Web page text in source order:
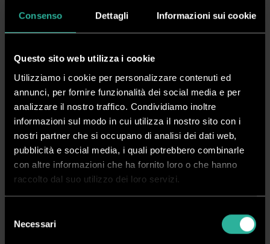
Consenso Dettagli Informazioni sui cookie
Questo sito web utilizza i cookie
Utilizziamo i cookie per personalizzare contenuti ed
annunci, per fornire funzionalità dei social media e per
analizzare il nostro traffico. Condividiamo inoltre
informazioni sul modo in cui utilizza il nostro sito con i
nostri partner che si occupano di analisi dei dati web,
pubblicità e social media, i quali potrebbero combinarle
con altre informazioni che ha fornito loro o che hanno
raccolto dal suo utilizzo dei loro servizi.
delNecessari
di consumo, fino all’abbigliamento: l’eccellenza della filiera
del Sud Italiasi presenta in un unico spazio espositivo,
proponendosi con forza a chi è in cerca di nuove idee, servizi,
prodotti efficaci e innovativi volti a favorire l’incremento del
business, oltre che al visitatore curioso di scoprire le infinite
opportunità offerte, oggi, dai più moderni processi di
stampa.
Il nostro staff sarà inoltre a disposizione per presentare dal